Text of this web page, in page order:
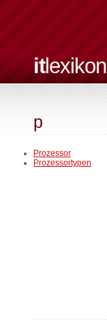
itlexikon
p
Prozessor
Prozessortypen